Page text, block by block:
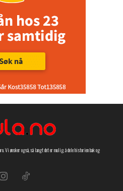
Vi ønsker også, så langt det er mulig, å dele historien bak og